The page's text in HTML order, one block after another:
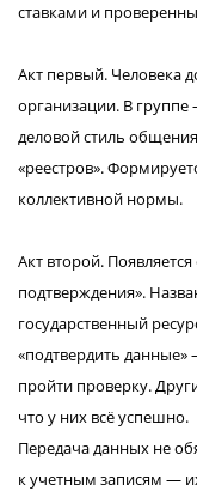
ставками и
Акт первый. Человека
организации. В
деловой стиль
«реестров».
коллективной нормы.
Акт второй.
подтверждения».
государственный
«подтвердить данные»
пройти проверку.
что у них всё успешно.
Передача данных не
к учетным записям —